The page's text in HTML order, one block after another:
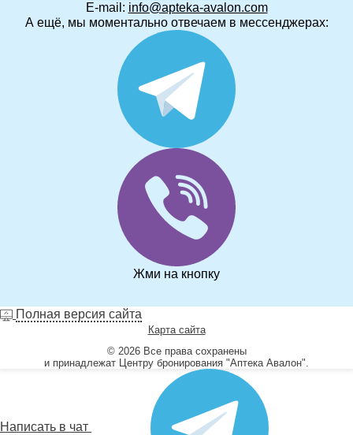
E-mail: info@apteka-avalon.com
А ещё, мы моментально отвечаем в мессенджерах:
Жми на кнопку
Полная версия сайта
Карта сайта
© 2026 Все права сохранены
и принадлежат Центру бронирования "Аптека Авалон".
Написать в чат